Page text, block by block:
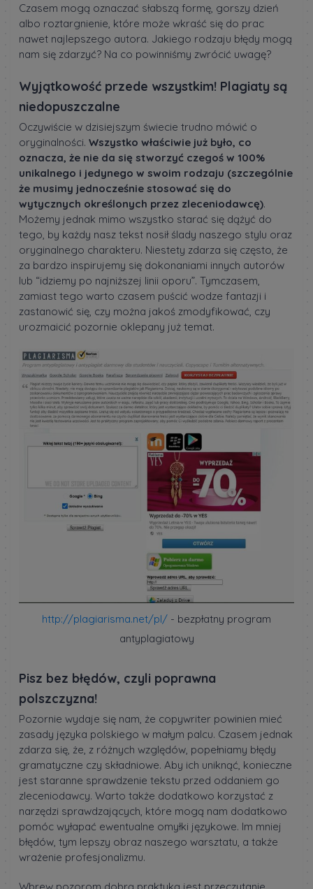
Czasem mogą oznaczać słabszą formę, gorszy dzień
albo roztargnienie, które może wkraść się do prac
nawet najlepszego autora. Jakiego rodzaju błędy mogą
nam się zdarzyć? Na co powinniśmy zwrócić uwagę?
Wyjątkowość przede wszystkim! Plagiaty są
niedopuszczalne
Oczywiście w dzisiejszym świecie trudno mówić o
oryginalności. Wszystko właściwie już było, co
oznacza, że nie da się stworzyć czegoś w 100%
unikalnego i jedynego w swoim rodzaju (szczególnie
że musimy jednocześnie stosować się do
wytycznych określonych przez zleceniodawcę).
Możemy jednak mimo wszystko starać się dążyć do
tego, by każdy nasz tekst nosił ślady naszego stylu oraz
oryginalnego charakteru. Niestety zdarza się często, że
za bardzo inspirujemy się dokonaniami innych autorów
lub “idziemy po najniższej linii oporu”. Tymczasem,
zamiast tego warto czasem puścić wodze fantazji i
zastanowić się, czy można jakoś zmodyfikować, czy
urozmaicić pozornie oklepany już temat.
http://plagiarisma.net/pl/ - bezpłatny program
antyplagiatowy
Pisz bez błędów, czyli poprawna
polszczyzna!
Pozornie wydaje się nam, że copywriter powinien mieć
zasady języka polskiego w małym palcu. Czasem jednak
zdarza się, że, z różnych względów, popełniamy błędy
gramatyczne czy składniowe. Aby ich uniknąć, konieczne
jest staranne sprawdzenie tekstu przed oddaniem go
zleceniodawcy. Warto także dodatkowo korzystać z
narzędzi sprawdzających, które mogą nam dodatkowo
pomóc wyłapać ewentualne omyłki językowe. Im mniej
błędów, tym lepszy obraz naszego warsztatu, a także
wrażenie profesjonalizmu.